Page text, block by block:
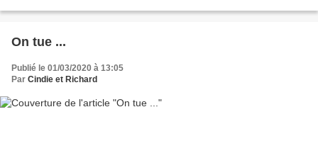
On tue ...
Publié le 01/03/2020 à 13:05
Par Cindie et Richard